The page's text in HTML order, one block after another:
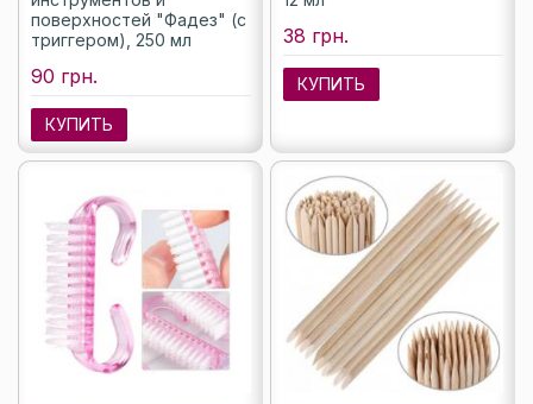
поверхностей "Фадез" (с
триггером), 250 мл
90 грн.
КУПИТЬ
38 грн.
КУПИТЬ